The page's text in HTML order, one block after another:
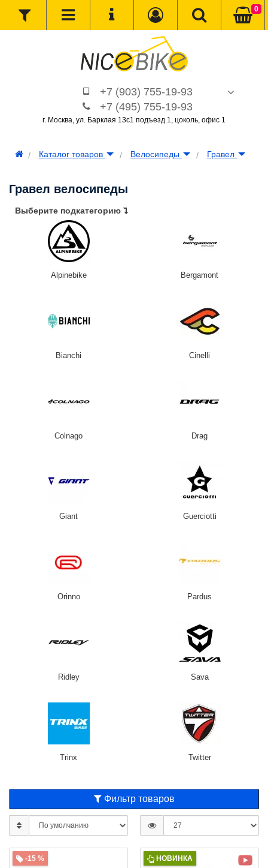
+7 (903) 755-19-93
+7 (495) 755-19-93
г. Москва, ул. Барклая 13с1 подъезд 1, цоколь, офис 1
0
Каталог товаров Велосипеды Гравел
Гравел велосипеды
Выберите подкатегорию
Alpinebike Bergamont
Bianchi Cinelli
Colnago Drag
Giant Guerciotti
Orinno Pardus
Ridley Sava
Trinx Twitter
Фильтр товаров
-15 % НОВИНКА